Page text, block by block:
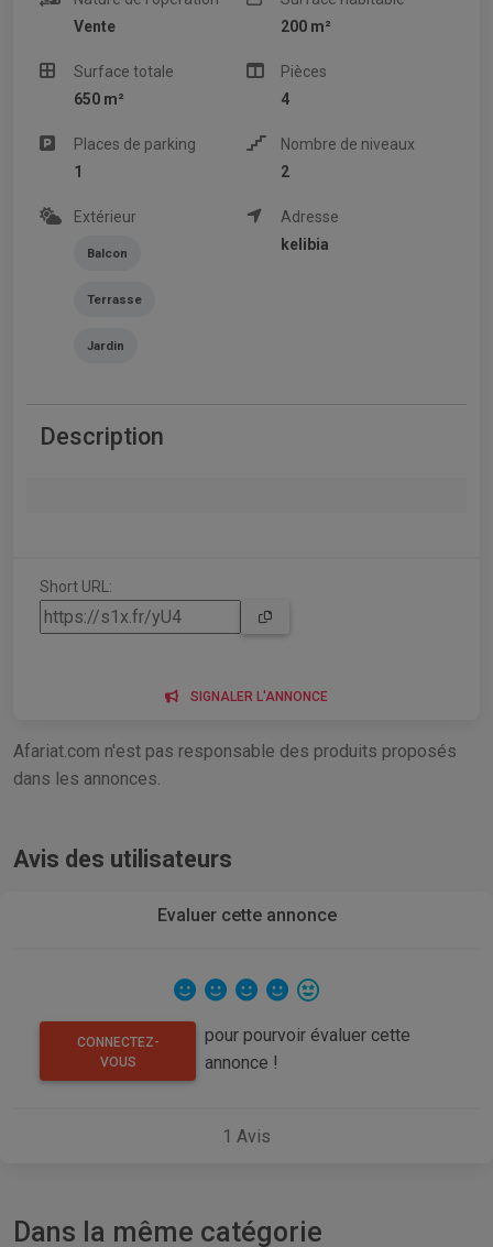
Vente
200 m²
Surface totale
650 m²
Pièces
4
Places de parking
1
Nombre de niveaux
2
Extérieur
Balcon
Terrasse
Jardin
Adresse
kelibia
Description
Short URL:
SIGNALER L'ANNONCE
Afariat.com n'est pas responsable des produits proposés
dans les annonces.
Avis des utilisateurs
Evaluer cette annonce
CONNECTEZ-
VOUS
pour pourvoir évaluer cette
annonce !
1 Avis
Dans la même catégorie